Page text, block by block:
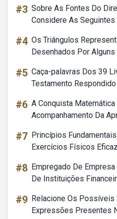
#3 Sobre As Fontes Do
Considere As
#4 Os Triângulos
Desenhados Por
#5 Caça-palavras Dos 39
Testamento
#6 A Conquista
Acompanhamento Da
#7 Princípios
Exercícios Físicos Eficaz
#8 Empregado De
De Instituições
#9 Relacione Os Possíveis
Expressões Presentes